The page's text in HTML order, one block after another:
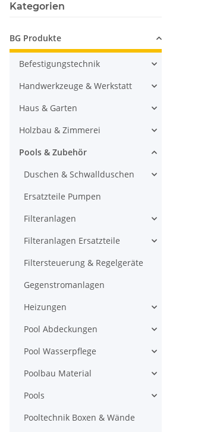
Kategorien
BG Produkte
Befestigungstechnik
Handwerkzeuge & Werkstatt
Haus & Garten
Holzbau & Zimmerei
Pools & Zubehör
Duschen & Schwallduschen
Ersatzteile Pumpen
Filteranlagen
Filteranlagen Ersatzteile
Filtersteuerung & Regelgeräte
Gegenstromanlagen
Heizungen
Pool Abdeckungen
Pool Wasserpflege
Poolbau Material
Pools
Pooltechnik Boxen & Wände